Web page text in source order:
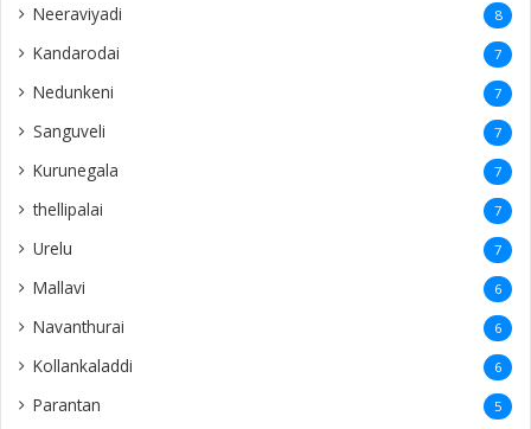
Neeraviyadi 8
Kandarodai 7
Nedunkeni 7
Sanguveli 7
Kurunegala 7
thellipalai 7
Urelu 7
Mallavi 6
Navanthurai 6
Kollankaladdi 6
Parantan 5